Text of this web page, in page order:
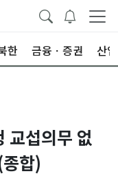
한 금융ㆍ증권 산업
교섭의무 없
합)